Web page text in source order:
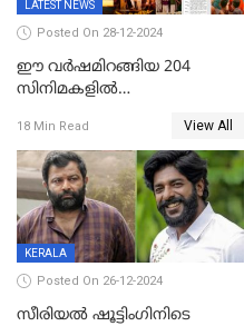
LATEST NEWS
Posted On 28-12-2024
ഈ വർഷമിറങ്ങിയ 204
സിനിമകളിൽ
ചിത്രങ്ങൾ; 2024ൽ സിനിമാ
വ്യവസായത്തിന് നഷ്ടം 700
കോടി; അഭിനേതാക്കൾ
പ്രതിഫലം കുറയ്ക്കണമെന്നും
നിർമാതാക്കളുടെ സംഘടന
18 Min Read View All
KERALA
Posted On 26-12-2024
സീരിയല്‍ ഷൂട്ടിംഗിനിടെ